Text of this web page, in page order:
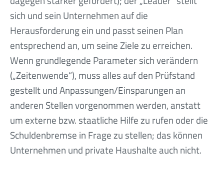
sich und sein Unternehmen auf die
Herausforderung ein und passt seinen Plan
entsprechend an, um seine Ziele zu erreichen.
Wenn grundlegende Parameter sich verändern
(„Zeitenwende“), muss alles auf den Prüfstand
gestellt und Anpassungen/Einsparungen an
anderen Stellen vorgenommen werden, anstatt
um externe bzw. staatliche Hilfe zu rufen oder die
Schuldenbremse in Frage zu stellen; das können
Unternehmen und private Haushalte auch nicht.